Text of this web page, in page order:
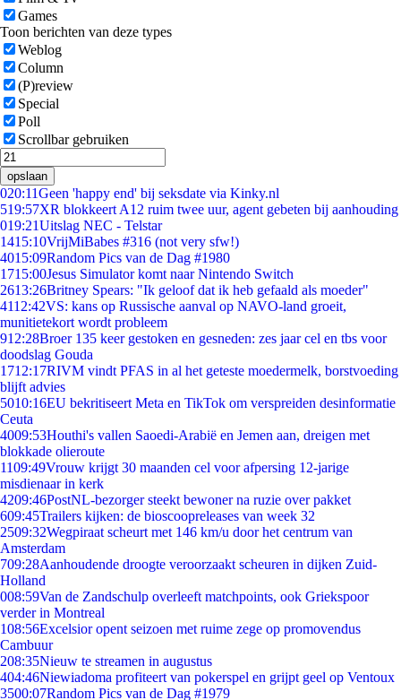
Games
Toon berichten van deze types
Weblog
Column
(P)review
Special
Poll
Scrollbar gebruiken
opslaan
020:11Geen 'happy end' bij seksdate via Kinky.nl
519:57XR blokkeert A12 ruim twee uur, agent gebeten bij aanhouding
019:21Uitslag NEC - Telstar
1415:10VrijMiBabes #316 (not very sfw!)
4015:09Random Pics van de Dag #1980
1715:00Jesus Simulator komt naar Nintendo Switch
2613:26Britney Spears: "Ik geloof dat ik heb gefaald als moeder"
4112:42VS: kans op Russische aanval op NAVO-land groeit,
munitietekort wordt probleem
912:28Broer 135 keer gestoken en gesneden: zes jaar cel en tbs voor
doodslag Gouda
1712:17RIVM vindt PFAS in al het geteste moedermelk, borstvoeding
blijft advies
5010:16EU bekritiseert Meta en TikTok om verspreiden desinformatie
Ceuta
4009:53Houthi's vallen Saoedi-Arabië en Jemen aan, dreigen met
blokkade olieroute
1109:49Vrouw krijgt 30 maanden cel voor afpersing 12-jarige
misdienaar in kerk
4209:46PostNL-bezorger steekt bewoner na ruzie over pakket
609:45Trailers kijken: de bioscoopreleases van week 32
2509:32Wegpiraat scheurt met 146 km/u door het centrum van
Amsterdam
709:28Aanhoudende droogte veroorzaakt scheuren in dijken Zuid-
Holland
008:59Van de Zandschulp overleeft matchpoints, ook Griekspoor
verder in Montreal
108:56Excelsior opent seizoen met ruime zege op promovendus
Cambuur
208:35Nieuw te streamen in augustus
404:46Niewiadoma profiteert van pokerspel en grijpt geel op Ventoux
3500:07Random Pics van de Dag #1979